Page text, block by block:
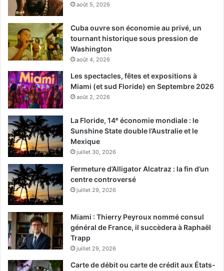
août 5, 2026
Cuba ouvre son économie au privé, un
tournant historique sous pression de
Washington
août 4, 2026
Les spectacles, fêtes et expositions à
Miami (et sud Floride) en Septembre 2026
août 2, 2026
La Floride, 14ᵉ économie mondiale : le
Sunshine State double l’Australie et le
Mexique
juillet 30, 2026
Fermeture d’Alligator Alcatraz : la fin d’un
centre controversé
juillet 29, 2026
Miami : Thierry Peyroux nommé consul
général de France, il succèdera à Raphaël
Trapp
juillet 29, 2026
Carte de débit ou carte de crédit aux États-